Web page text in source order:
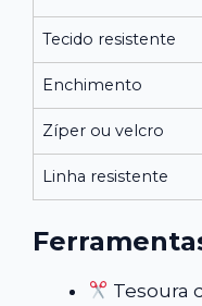
Tecido resistente
Enchimento
Zíper ou velcro
Linha resistente
Tesoura